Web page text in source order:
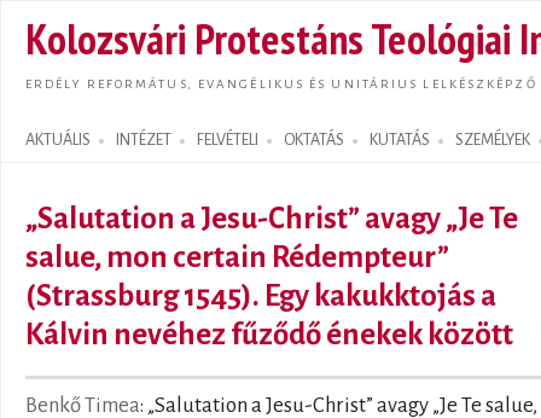
Kolozsvári Protestáns Teológiai
ERDÉLY REFORMÁTUS, EVANGÉLIKUS ÉS UNITÁRIUS LELKÉSZKÉPZŐ
AKTUÁLIS INTÉZET FELVÉTELI OKTATÁS KUTATÁS SZEMÉLYEK
Search form
„Salutation a Jesu-Christ” avagy „Je Te
salue, mon certain Rédempteur”
(Strassburg 1545). Egy kakukktojás a
Kálvin nevéhez fűződő énekek között
Benkő Timea: „Salutation a Jesu-Christ” avagy „Je Te